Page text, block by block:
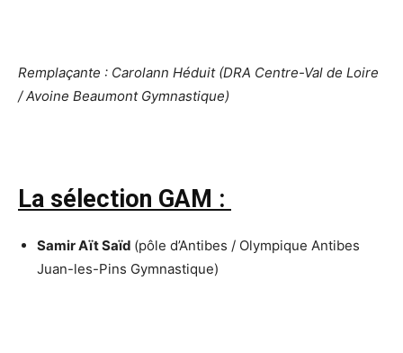
Remplaçante : Carolann Héduit (DRA Centre-Val de Loire
/ Avoine Beaumont Gymnastique)
La sélection GAM :
Samir Aït Saïd (pôle d’Antibes / Olympique Antibes
Juan-les-Pins Gymnastique)